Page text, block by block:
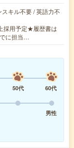
キル不要 / 英語力不
採用予定★履歴書は
に担当…
50代
60代
男性